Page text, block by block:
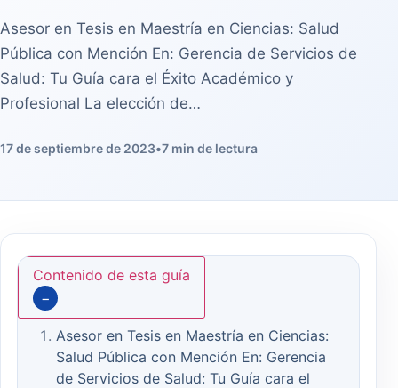
Asesor en Tesis en Maestría en Ciencias: Salud
Pública con Mención En: Gerencia de Servicios de
Salud: Tu Guía cara el Éxito Académico y
Profesional La elección de…
17 de septiembre de 2023•7 min de lectura
Contenido de esta guía
−
Asesor en Tesis en Maestría en Ciencias:
Salud Pública con Mención En: Gerencia
de Servicios de Salud: Tu Guía cara el